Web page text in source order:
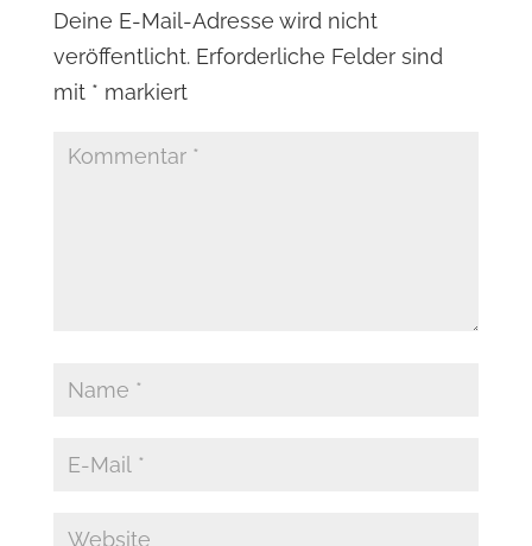
Deine E-Mail-Adresse wird nicht
veröffentlicht. Erforderliche Felder sind
mit * markiert